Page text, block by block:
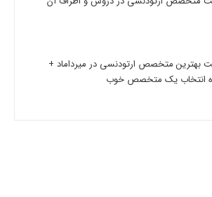
بهترین متخصص ارتودنسی در میرداماد +
انتخاب یک متخصص خوب